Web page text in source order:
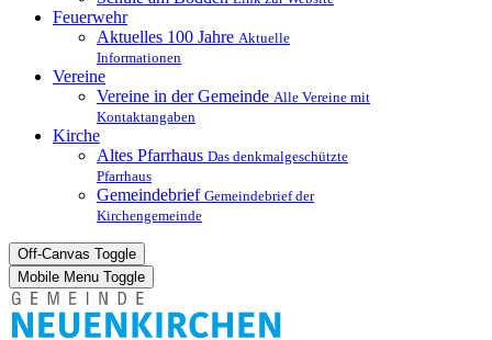
Feuerwehr
Aktuelles 100 Jahre Aktuelle
Informationen
Vereine
Vereine in der Gemeinde Alle Vereine mit
Kontaktangaben
Kirche
Altes Pfarrhaus Das denkmalgeschützte
Pfarrhaus
Gemeindebrief Gemeindebrief der
Kirchengemeinde
Off-Canvas Toggle
Mobile Menu Toggle